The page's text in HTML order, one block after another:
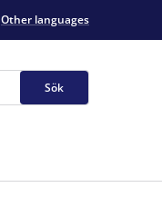
Other languages
Sök